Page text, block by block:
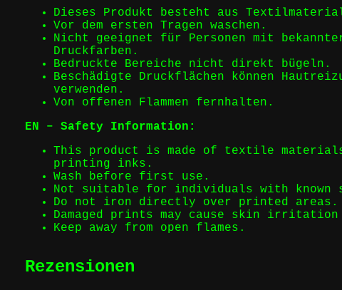
Dieses Produkt besteht aus
Vor dem ersten Tragen waschen.
Nicht geeignet für Personen mit
Druckfarben.
Bedruckte Bereiche nicht direkt bügeln.
Beschädigte Druckflächen können
verwenden.
Von offenen Flammen fernhalten.
EN – Safety Information:
This product is made of textile
printing inks.
Wash before first use.
Not suitable for individuals with
Do not iron directly over printed areas.
Damaged prints may cause skin
Keep away from open flames.
Rezensionen